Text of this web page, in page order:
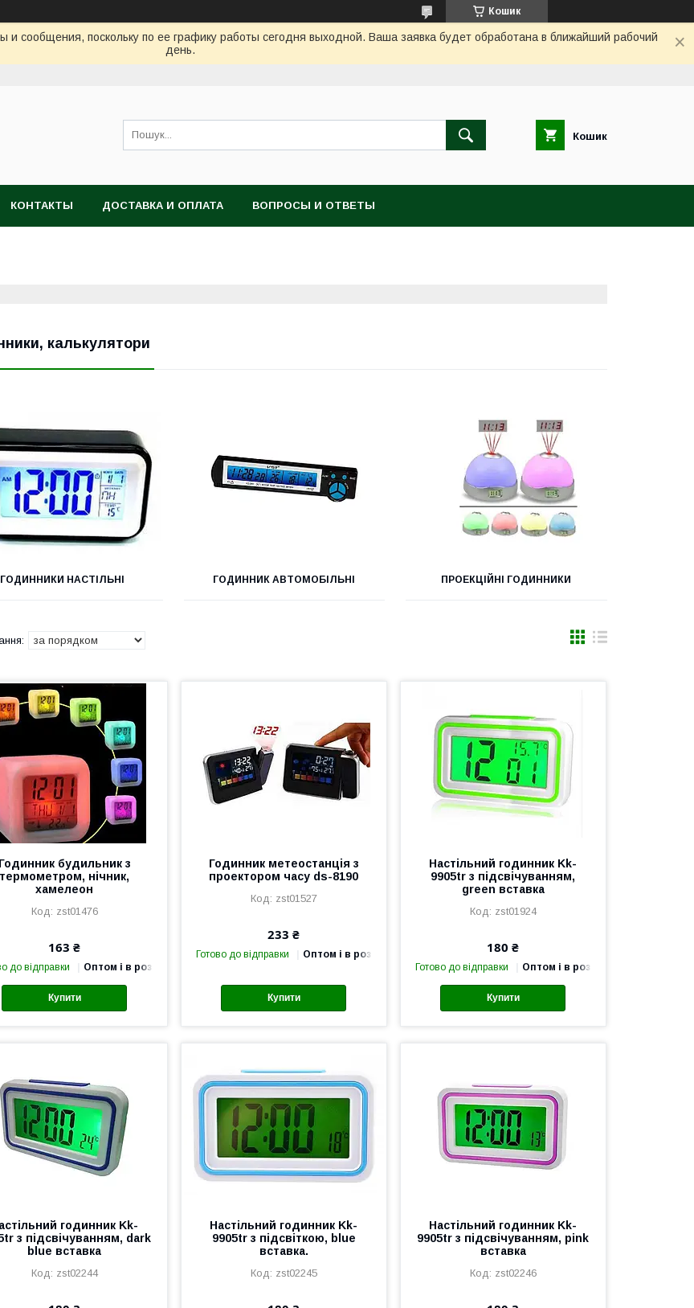
Кошик
и сообщения, поскольку по ее графику работы сегодня выходной. Ваша заявка будет обработана в ближайший рабочий
день.
Кошик
КОНТАКТЫ ДОСТАВКА И ОПЛАТА ВОПРОСЫ И ОТВЕТЫ
калькулятори
ГОДИННИКИ НАСТІЛЬНІ ГОДИННИК АВТОМОБІЛЬНІ ПРОЕКЦІЙНІ ГОДИННИКИ
Годинник будильник з
термометром, нічник,
хамелеон
zst01476
163 ₴
до відправки Оптом і в роздріб
Купити
Годинник метеостанція з
проектором часу ds-8190
zst01527
233 ₴
Готово до відправки Оптом і в роздріб
Купити
Настільний годинник Kk-
9905tr з підсвічуванням,
green вставка
zst01924
180 ₴
Готово до відправки Оптом і в роздріб
Купити
годинник Kk-
з підсвічуванням, dark
blue вставка
zst02244
Настільний годинник Kk-
9905tr з підсвіткою, blue
вставка.
zst02245
Настільний годинник Kk-
9905tr з підсвічуванням, pink
вставка
zst02246